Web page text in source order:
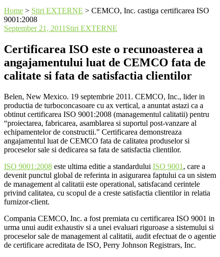
Home > Stiri EXTERNE > CEMCO, Inc. castiga certificarea ISO
9001:2008
September 21, 2011 Stiri EXTERNE
Certificarea ISO este o recunoasterea a
angajamentului luat de CEMCO fata de
calitate si fata de satisfactia clientilor
Belen, New Mexico. 19 septembrie 2011. CEMCO, Inc., lider in
productia de turboconcasoare cu ax vertical, a anuntat astazi ca a
obtinut certificarea ISO 9001:2008 (managementul calitatii) pentru
“proiectarea, fabricarea, asamblarea si suportul post-vanzare al
echipamentelor de constructii.” Certificarea demonstreaza
angajamentul luat de CEMCO fata de calitatea produselor si
proceselor sale si dedicarea sa fata de satisfactia clientilor.
ISO 9001:2008 este ultima editie a standardului ISO 9001 , care a
devenit punctul global de referinta in asigurarea faptului ca un sistem
de management al calitatii este operational, satisfacand cerintele
privind calitatea, cu scopul de a creste satisfactia clientilor in relatia
furnizor-client.
Compania CEMCO, Inc. a fost premiata cu certificarea ISO 9001 in
urma unui audit exhaustiv si a unei evaluari riguroase a sistemului si
proceselor sale de management al calitatii, audit efectuat de o agentie
de certificare acreditata de ISO, Perry Johnson Registrars, Inc.